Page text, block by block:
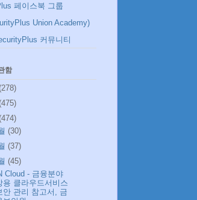
페이스북 그룹
Union Academy)
커뮤니티
함
(30)
(37)
(45)
Cloud - 금융분야
용 클라우드서비스
안 관리 참고서, 금